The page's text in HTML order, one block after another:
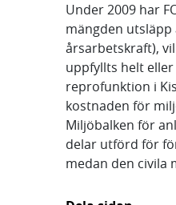
Under 2009 har
mängden
årsarbetskraft),
uppfyllts helt
reprofunktion i
kostnaden för
Miljöbalken för
delar utförd för
medan den civila